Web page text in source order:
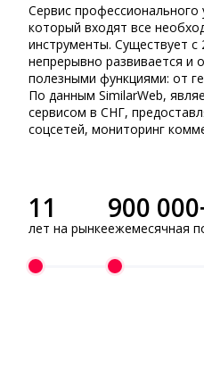
Сервис профессионального
который входят все
инструменты. Существует с
непрерывно развивается и
полезными функциями: от
По данным SimilarWeb,
сервисом в СНГ,
соцсетей, мониторинг
11
лет на рынке
900
ежемесячная